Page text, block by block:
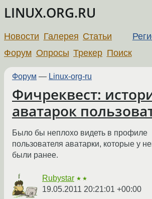
LINUX.ORG.RU
Новости Галерея Статьи
Форум Опросы Трекер Поиск
Форум — Linux-org-ru
Фичреквест:
аватарок
Было бы неплохо видеть в профиле
пользователя аватарки, которые у
были ранее.
Rubystar ★★
19.05.2011 20:21:01 +00:00